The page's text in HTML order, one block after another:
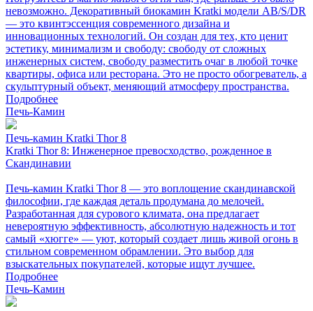
невозможно. Декоративный биокамин Kratki модели AB/S/DR
— это квинтэссенция современного дизайна и
инновационных технологий. Он создан для тех, кто ценит
эстетику, минимализм и свободу: свободу от сложных
инженерных систем, свободу разместить очаг в любой точке
квартиры, офиса или ресторана. Это не просто обогреватель, а
скульптурный объект, меняющий атмосферу пространства.
Подробнее
Печь-Камин
Печь-камин Kratki Thor 8
Kratki Thor 8: Инженерное превосходство, рожденное в
Скандинавии
Печь-камин Kratki Thor 8 — это воплощение скандинавской
философии, где каждая деталь продумана до мелочей.
Разработанная для сурового климата, она предлагает
невероятную эффективность, абсолютную надежность и тот
самый «хюгге» — уют, который создает лишь живой огонь в
стильном современном обрамлении. Это выбор для
взыскательных покупателей, которые ищут лучшее.
Подробнее
Печь-Камин